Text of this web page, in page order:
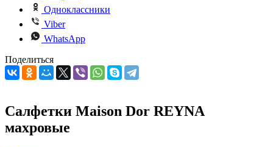
Одноклассники
Viber
WhatsApp
Поделиться
Салфетки Maison Dor REYNA
махровые